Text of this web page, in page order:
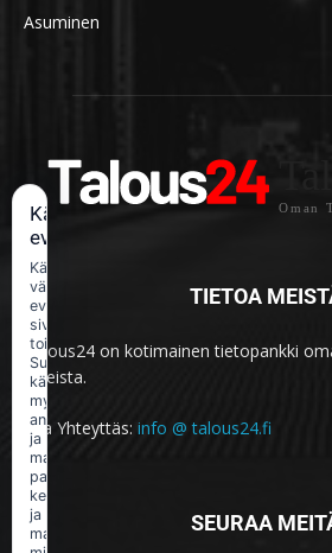
Asuminen
Oman
TIETOA
Talous24 on kotimainen tietopankki
aiheista.
Ota Yhteyttäs: info @ talous24.fi
SEURAA
Käytämme
evästeitä
Käytämme
välttämättömiä
evästeitä
sivuston
toimintaan.
Suostumuksellasi
käytämme
myös
analytiikka-
ja
markkinointievästeitä
palvelun
kehittämiseen
ja
mainonnan